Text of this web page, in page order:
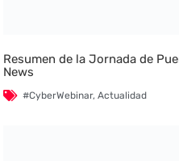
Resumen de la Jornada de
News
#CyberWebinar,Actualidad